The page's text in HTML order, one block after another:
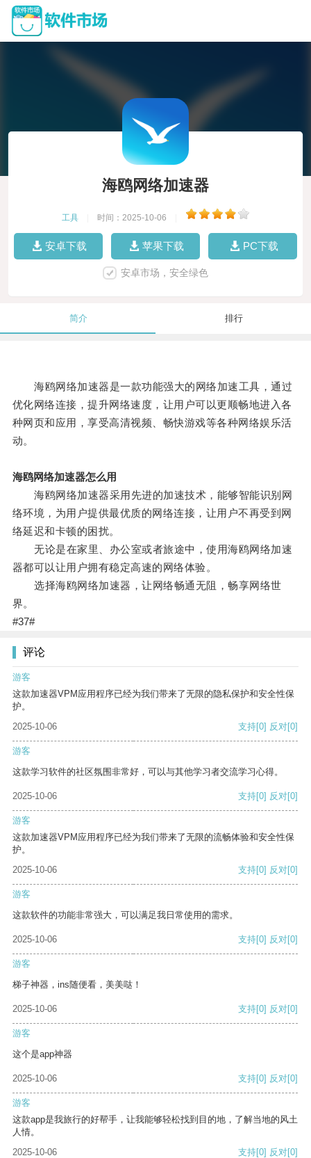
海鸥网络加速器
工具 时间：2025-10-06
安卓下载 苹果下载 PC下载
安卓市场，安全绿色
简介 排行
海鸥网络加速器是一款功能强大的网络加速工具，通过
优化网络连接，提升网络速度，让用户可以更顺畅地进入各
种网页和应用，享受高清视频、畅快游戏等各种网络娱乐活
动。
海鸥网络加速器怎么用
海鸥网络加速器采用先进的加速技术，能够智能识别网
络环境，为用户提供最优质的网络连接，让用户不再受到网
络延迟和卡顿的困扰。
无论是在家里、办公室或者旅途中，使用海鸥网络加速
器都可以让用户拥有稳定高速的网络体验。
选择海鸥网络加速器，让网络畅通无阻，畅享网络世
界。
#37#
评论
游客
这款加速器VPM应用程序已经为我们带来了无限的隐私保护和安全性保
护。
2025-10-06
支持[0] 反对[0]
游客
这款学习软件的社区氛围非常好，可以与其他学习者交流学习心得。
2025-10-06 支持[0] 反对[0]
游客
这款加速器VPM应用程序已经为我们带来了无限的流畅体验和安全性保
护。
2025-10-06
支持[0] 反对[0]
游客
这款软件的功能非常强大，可以满足我日常使用的需求。
2025-10-06 支持[0] 反对[0]
游客
梯子神器，ins随便看，美美哒！
2025-10-06 支持[0] 反对[0]
游客
这个是app神器
2025-10-06 支持[0] 反对[0]
游客
这款app是我旅行的好帮手，让我能够轻松找到目的地，了解当地的风土
人情。
2025-10-06
支持[0] 反对[0]